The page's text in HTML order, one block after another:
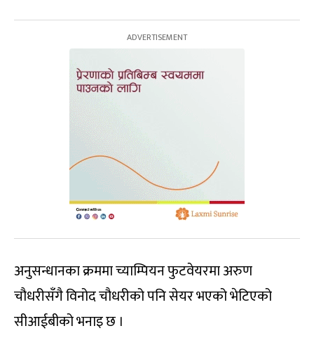
अनुसन्धानका क्रममा च्याम्पियन फुटवेयरमा अरुण
चौधरीसँगै विनोद चौधरीको पनि सेयर भएको भेटिएको
सीआईबीको भनाइ छ ।